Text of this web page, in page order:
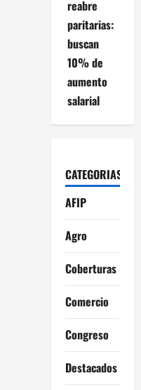
reabre
paritarias:
buscan
10% de
aumento
salarial
CATEGORIAS
AFIP
Agro
Coberturas
Comercio
Congreso
Destacados